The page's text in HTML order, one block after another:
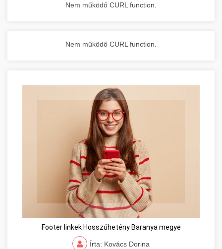
Nem működő CURL function.
Nem működő CURL function.
Footer linkek Hosszúhetény Baranya megye
Írta: Kovács Dorina